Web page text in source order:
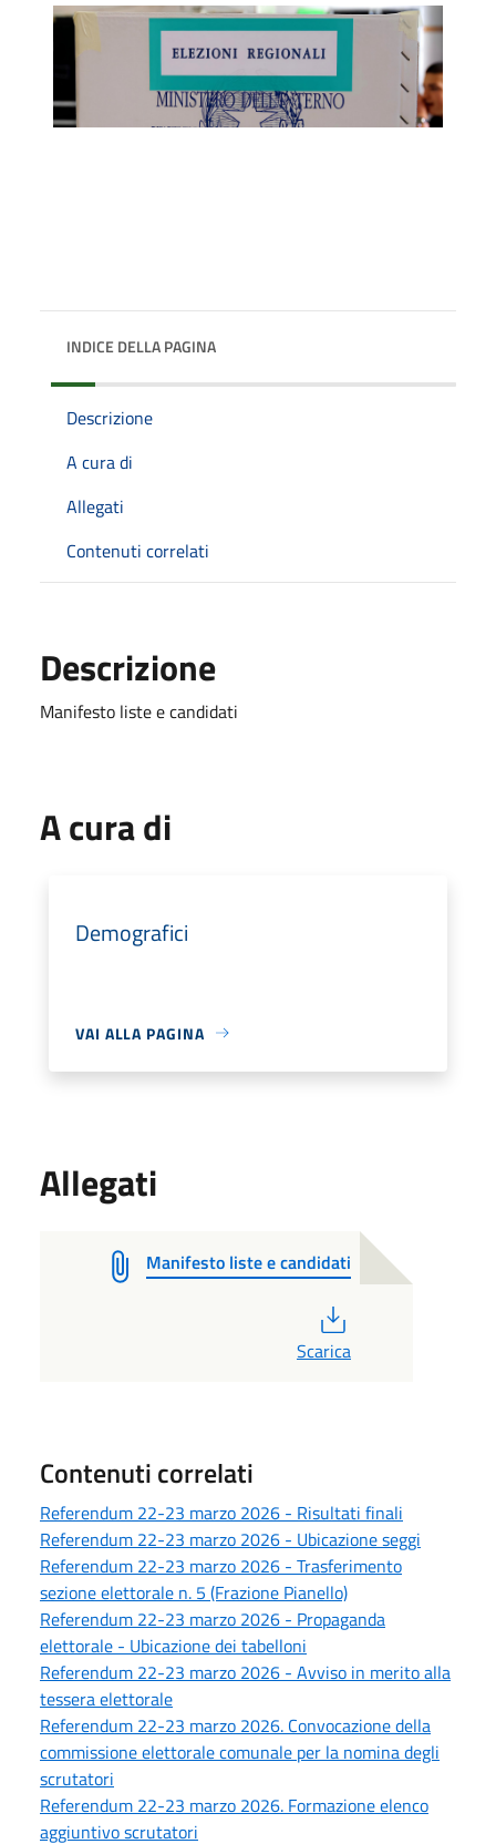
INDICE DELLA PAGINA
Descrizione
A cura di
Allegati
Contenuti correlati
Descrizione
Manifesto liste e candidati
A cura di
Demografici
VAI ALLA PAGINA
Allegati
Manifesto liste e candidati
Scarica
Contenuti correlati
Referendum 22-23 marzo 2026 - Risultati finali
Referendum 22-23 marzo 2026 - Ubicazione seggi
Referendum 22-23 marzo 2026 - Trasferimento
sezione elettorale n. 5 (Frazione Pianello)
Referendum 22-23 marzo 2026 - Propaganda
elettorale - Ubicazione dei tabelloni
Referendum 22-23 marzo 2026 - Avviso in merito alla
tessera elettorale
Referendum 22-23 marzo 2026. Convocazione della
commissione elettorale comunale per la nomina degli
scrutatori
Referendum 22-23 marzo 2026. Formazione elenco
aggiuntivo scrutatori